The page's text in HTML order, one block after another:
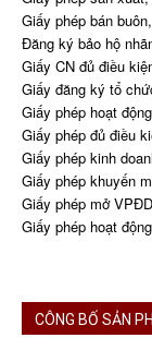
Giấy phép bán
Đăng ký bảo hộ
Giấy CN đủ điều
Giấy đăng ký tổ
Giấy phép hoạt
Giấy phép đủ điều
Giấy phép kinh
Giấy phép khuyến
Giấy phép mở
Giấy phép hoạt
CÔNG BỐ SẢN